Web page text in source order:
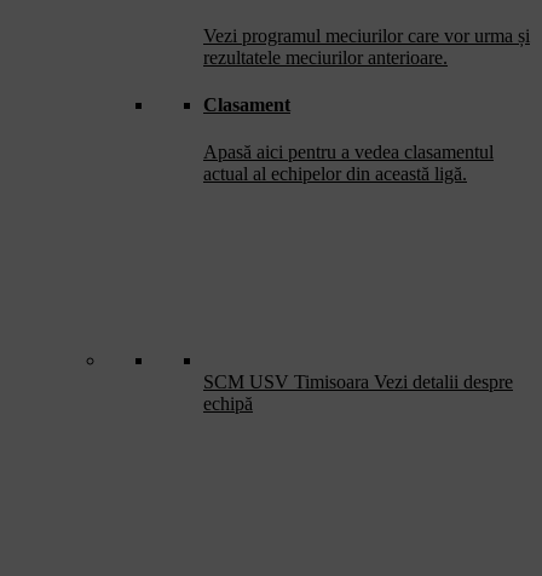
Vezi programul meciurilor care vor urma și
rezultatele meciurilor anterioare.
Clasament
Apasă aici pentru a vedea clasamentul
actual al echipelor din această ligă.
SCM USV Timisoara Vezi detalii despre
echipă